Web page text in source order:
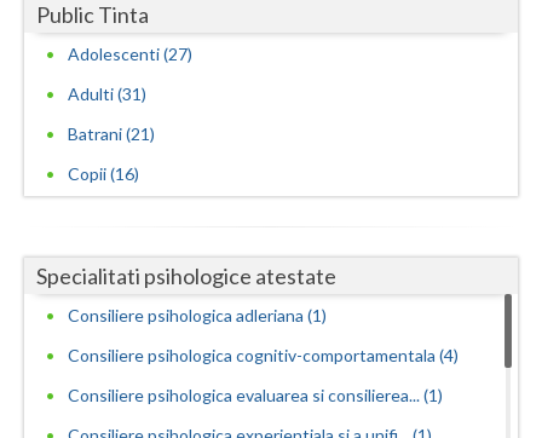
Public Tinta
Adolescenti (27)
Adulti (31)
Batrani (21)
Copii (16)
Specialitati psihologice atestate
Consiliere psihologica adleriana (1)
Consiliere psihologica cognitiv-comportamentala (4)
Consiliere psihologica evaluarea si consilierea... (1)